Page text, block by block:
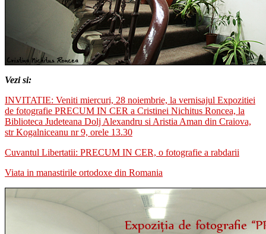
Vezi si:
INVITATIE: Veniti miercuri, 28 noiembrie, la vernisajul Expozitiei
de fotografie PRECUM IN CER a Cristinei Nichitus Roncea, la
Biblioteca Judeteana Dolj Alexandru si Aristia Aman din Craiova,
str Kogalniceanu nr 9, orele 13.30
Cuvantul Libertatii: PRECUM IN CER, o fotografie a rabdarii
Viata in manastirile ortodoxe din Romania